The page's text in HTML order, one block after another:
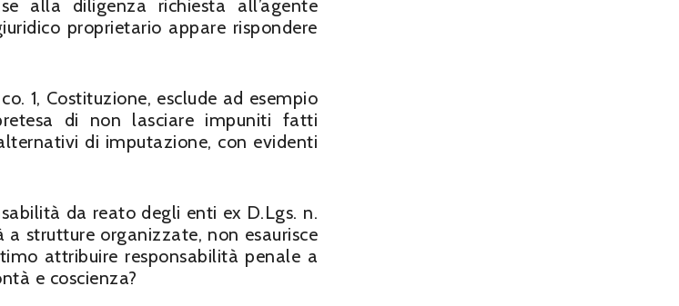
alla diligenza richiesta all’agente
proprietario appare rispondere
1, Costituzione, esclude ad esempio
di non lasciare impuniti fatti
di imputazione, con evidenti
da reato degli enti ex D.Lgs. n.
strutture organizzate, non esaurisce
attribuire responsabilità penale a
e coscienza?